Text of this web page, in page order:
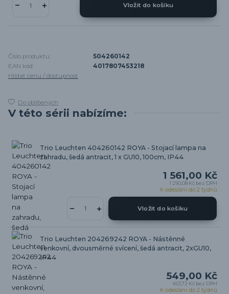
Vložit do košíku
Číslo produktu:
504260142
EAN kód:
4017807453218
Hlídat cenu / dostupnost
Do oblíbených
V této sérii nabízíme:
Trio Leuchten 404260142 ROYA - Stojací lampa na
zahradu, šedá antracit, 1 x GU10, 100cm, IP44
1 561,00 Kč
1 290,08 Kč bez DPH
K odeslání do 2 týdnů
Vložit do košíku
Trio Leuchten 204269242 ROYA - Nástěnné
venkovní, dvousměrné svícení, šedá antracit, 2xGU10,
IP44
549,00 Kč
453,72 Kč bez DPH
K odeslání do 2 týdnů